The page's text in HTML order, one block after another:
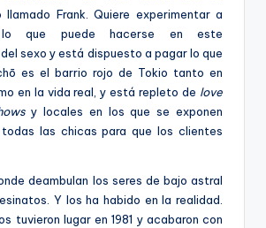
llamado Frank. Quiere experimentar a
que puede hacerse en este
sexo y está dispuesto a pagar lo que
es el barrio rojo de Tokio tanto en
en la vida real, y está repleto de love
y locales en los que se exponen
las chicas para que los clientes
deambulan los seres de bajo astral
Y los ha habido en la realidad.
tuvieron lugar en 1981 y acabaron con